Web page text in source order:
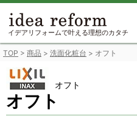
Skip
content
イデアリフォームで叶える理想のカタチ
TOP > 商品 > 洗面化粧台 > オフト
オフト
オフト